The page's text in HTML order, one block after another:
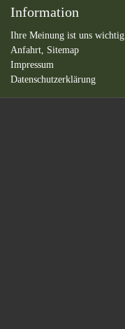
Information
Ihre Meinung ist uns wichtig
Anfahrt, Sitemap
Impressum
Datenschutzerklärung